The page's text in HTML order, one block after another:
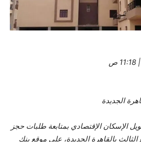
الجديدة
الإسكان الإقتصادي بمتابعة طلبات حجز
بالقاهرة الجديدة، على موقع بنك